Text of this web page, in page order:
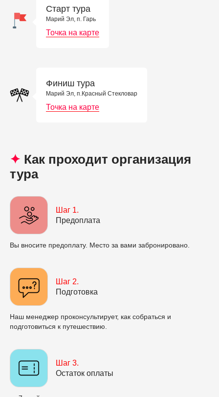
Старт тура
Марий Эл, п. Гарь
Точка на карте
Финиш тура
Марий Эл, п.Красный Стекловар
Точка на карте
✦ Как проходит организация
тура
Шаг 1.
Предоплата
Вы вносите предоплату. Место за вами забронировано.
Шаг 2.
Подготовка
Наш менеджер проконсультирует, как собраться и
подготовиться к путешествию.
Шаг 3.
Остаток оплаты